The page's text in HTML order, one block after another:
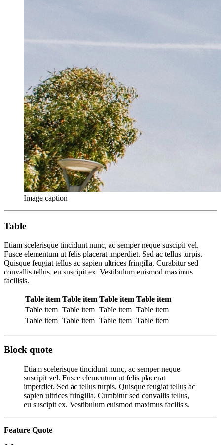
Image caption
Table
Etiam scelerisque tincidunt nunc, ac semper neque suscipit vel.
Fusce elementum ut felis placerat imperdiet. Sed ac tellus turpis.
Quisque feugiat tellus ac sapien ultrices fringilla. Curabitur sed
convallis tellus, eu suscipit ex. Vestibulum euismod maximus
facilisis.
Table item Table item Table item Table item
Table item Table item Table item Table item
Table item Table item Table item Table item
Block quote
Etiam scelerisque tincidunt nunc, ac semper neque
suscipit vel. Fusce elementum ut felis placerat
imperdiet. Sed ac tellus turpis. Quisque feugiat tellus ac
sapien ultrices fringilla. Curabitur sed convallis tellus,
eu suscipit ex. Vestibulum euismod maximus facilisis.
Feature Quote